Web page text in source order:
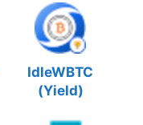
IdleWBTC
(Yield)